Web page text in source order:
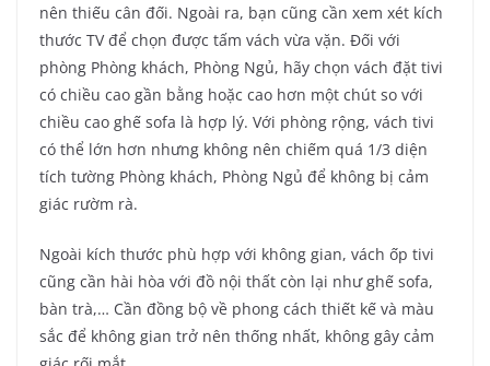
nên thiếu cân đối. Ngoài ra, bạn cũng cần xem xét kích
thước TV để chọn được tấm vách vừa vặn. Đối với
phòng Phòng khách, Phòng Ngủ, hãy chọn vách đặt tivi
có chiều cao gần bằng hoặc cao hơn một chút so với
chiều cao ghế sofa là hợp lý. Với phòng rộng, vách tivi
có thể lớn hơn nhưng không nên chiếm quá 1/3 diện
tích tường Phòng khách, Phòng Ngủ để không bị cảm
giác rườm rà.
Ngoài kích thước phù hợp với không gian, vách ốp tivi
cũng cần hài hòa với đồ nội thất còn lại như ghế sofa,
bàn trà,… Cần đồng bộ về phong cách thiết kế và màu
sắc để không gian trở nên thống nhất, không gây cảm